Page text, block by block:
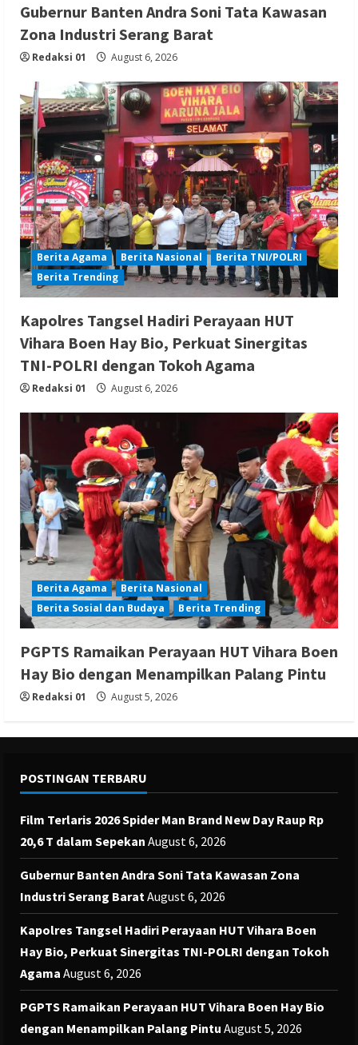
Gubernur Banten Andra Soni Tata Kawasan
Zona Industri Serang Barat
Redaksi 01 August 6, 2026
Berita Agama Berita Nasional
Berita TNI/POLRI
Berita Trending
Kapolres Tangsel Hadiri Perayaan HUT
Vihara Boen Hay Bio, Perkuat Sinergitas
TNI-POLRI dengan Tokoh Agama
Redaksi 01 August 6, 2026
Berita Agama
Berita Nasional
Berita Sosial dan Budaya
Berita Trending
PGPTS Ramaikan Perayaan HUT Vihara Boen
Hay Bio dengan Menampilkan Palang Pintu
Redaksi 01 August 5, 2026
POSTINGAN TERBARU
Film Terlaris 2026 Spider Man Brand New Day Raup Rp
20,6 T dalam Sepekan August 6, 2026
Gubernur Banten Andra Soni Tata Kawasan Zona
Industri Serang Barat August 6, 2026
Kapolres Tangsel Hadiri Perayaan HUT Vihara Boen
Hay Bio, Perkuat Sinergitas TNI-POLRI dengan Tokoh
Agama August 6, 2026
PGPTS Ramaikan Perayaan HUT Vihara Boen Hay Bio
dengan Menampilkan Palang Pintu August 5, 2026